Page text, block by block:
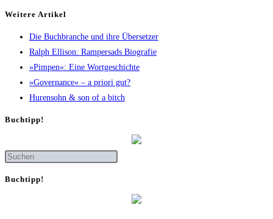
Wei­te­re Artikel
Die Buch­bran­che und ihre Übersetzer
Ralph Elli­son: Ram­pers­ads Biografie
»Pim­pen«: Eine Wortgeschichte
»Gover­nan­ce« – a prio­ri gut?
Huren­sohn & son of a bitch
Buch­tipp!
Buch­tipp!